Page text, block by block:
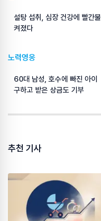
추천 기사
설탕 섭취, 심장 건강에 빨간불
켜졌다
노력영웅
60대 남성, 호수에 빠진 아이
구하고 받은 상금도 기부